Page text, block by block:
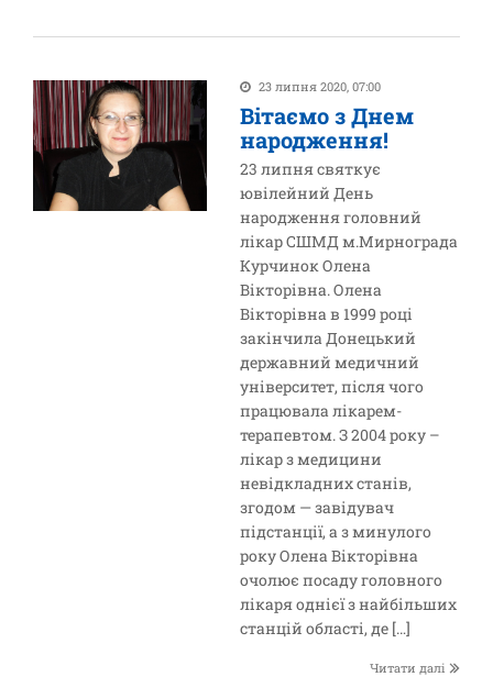
23 липня 2020, 07:00
Вітаємо з Днем
народження!
23 липня святкує
ювілейний День
народження головний
лікар СШМД м.Мирнограда
Курчинок Олена
Вікторівна. Олена
Вікторівна в 1999 році
закінчила Донецький
державний медичний
університет, після чого
працювала лікарем-
терапевтом. З 2004 року –
лікар з медицини
невідкладних станів,
згодом — завідувач
підстанції, а з минулого
року Олена Вікторівна
очолює посаду головного
лікаря однієї з найбільших
станцій області, де […]
Читати далі